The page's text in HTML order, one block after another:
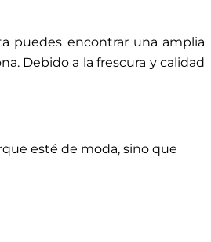
puedes encontrar una amplia
Debido a la frescura y calidad
esté de moda, sino que